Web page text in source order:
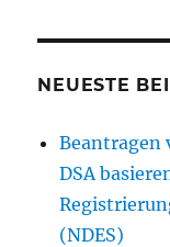
NEUESTE
DSA
(NDES)